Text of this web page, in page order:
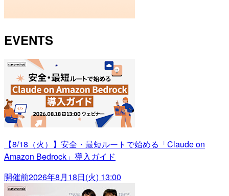
EVENTS
【8/18（火）】安全・最短ルートで始める「Claude on
Amazon Bedrock」導入ガイド
開催前2026年8月18日(火) 13:00